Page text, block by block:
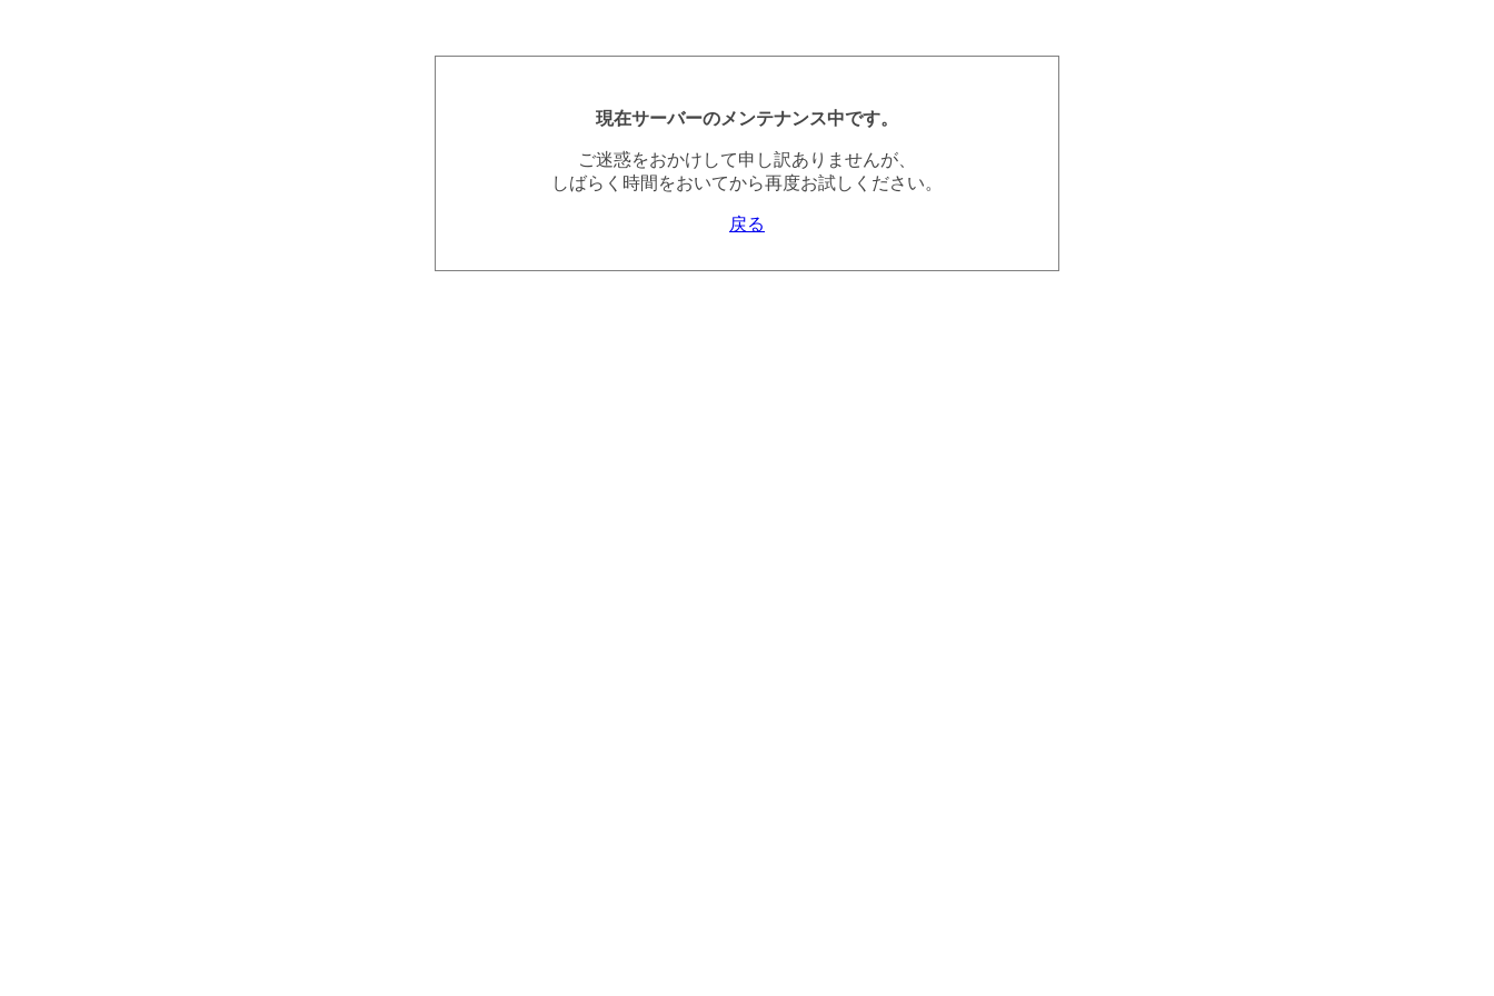
現在サーバーのメンテナンス中です。
ご迷惑をおかけして申し訳ありませんが、
しばらく時間をおいてから再度お試しください。
戻る